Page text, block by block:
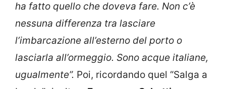
ha fatto quello che doveva fare. Non c’è
nessuna differenza tra lasciare
l’imbarcazione all’esterno del porto o
lasciarla all’ormeggio. Sono acque italiane,
ugualmente”. Poi, ricordando quel “Salga a